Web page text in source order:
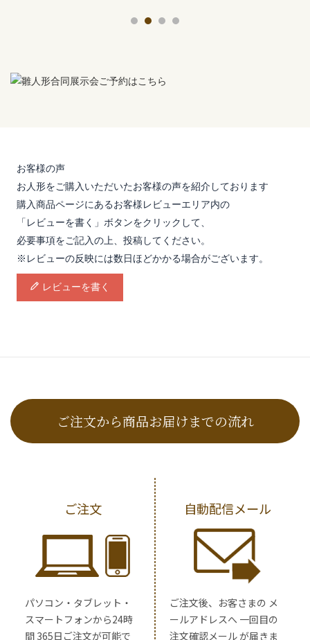
お客様の声
お人形をご購入いただいたお客様の声を紹介しております
購入商品ページにあるお客様レビューエリア内の
「レビューを書く」ボタンをクリックして、
必要事項をご記入の上、投稿してください。
※レビューの反映には数日ほどかかる場合がございます。
レビューを書く
ご注文から商品お届けまでの流れ
ご注文
パソコン・タブレット・
スマートフォンから24時
間 365日ご注文が可能で
自動配信メール
ご注文後、お客さまの メ
ールアドレスへ 一回目の
注文確認メール が届きま